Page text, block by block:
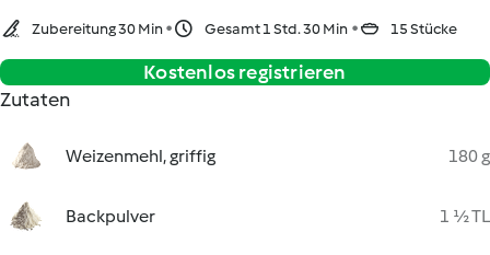
Zubereitung 30 Min Gesamt 1 Std. 30 Min 15 Stücke
Kostenlos registrieren
Zutaten
Weizenmehl, griffig 180 g
Backpulver 1 ½ TL